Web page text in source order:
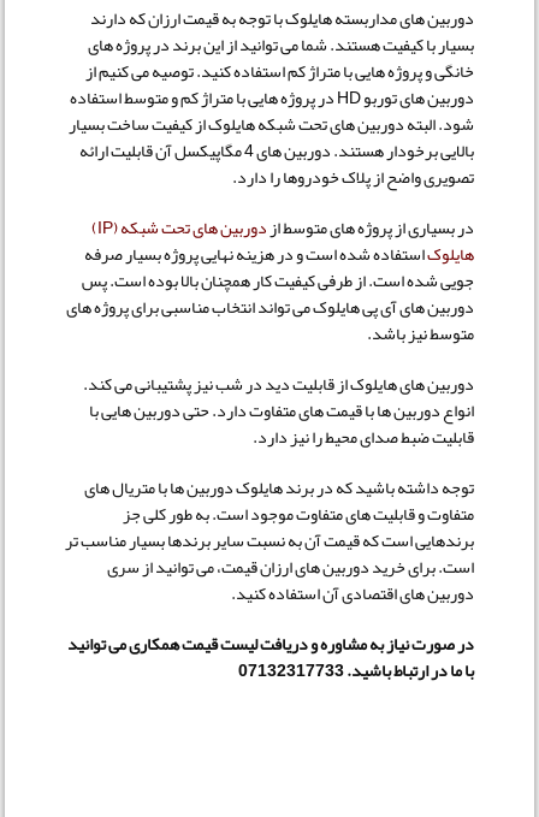
دوربین های مداربسته هایلوک با توجه به قیمت ارزان که دارند
بسیار با کیفیت هستند. شما می توانید از این برند در پروژه های
خانگی و پروژه هایی با متراژ کم استفاده کنید. توصیه می کنیم از
دوربین های توربو HD در پروژه هایی با متراژ کم و متوسط استفاده
شود. البته دوربین های تحت شبکه هایلوک از کیفیت ساخت بسیار
بالایی برخودار هستند. دوربین های 4 مگاپیکسل آن قابلیت ارائه
تصویری واضح از پلاک خودروها را دارد.
در بسیاری از پروژه های متوسط از
دوربین های تحت شبکه (IP)
هایلوکاستفاده شده است و در هزینه نهایی پروژه بسیار صرفه
جویی شده است. از طرفی کیفیت کار همچنان بالا بوده است. پس
دوربین های آی پی هایلوک می تواند انتخاب مناسبی برای پروژه های
متوسط نیز باشد.
دوربین های هایلوک از قابلیت دید در شب نیز پشتیبانی می کند.
انواع دوربین ها با قیمت های متفاوت دارد. حتی دوربین هایی با
قابلیت ضبط صدای محیط را نیز دارد.
توجه داشته باشید که در برند هایلوک دوربین ها با متریال های
متفاوت و قابلیت های متفاوت موجود است. به طور کلی جز
برندهایی است که قیمت آن به نسبت سایر برندها بسیار مناسب تر
است. برای خرید دوربین های ارزان قیمت، می توانید از سری
دوربین های اقتصادی آن استفاده کنید.
در صورت نیاز به مشاوره و دریافت لیست قیمت همکاری می توانید
با ما در ارتباط باشید. 07132317733